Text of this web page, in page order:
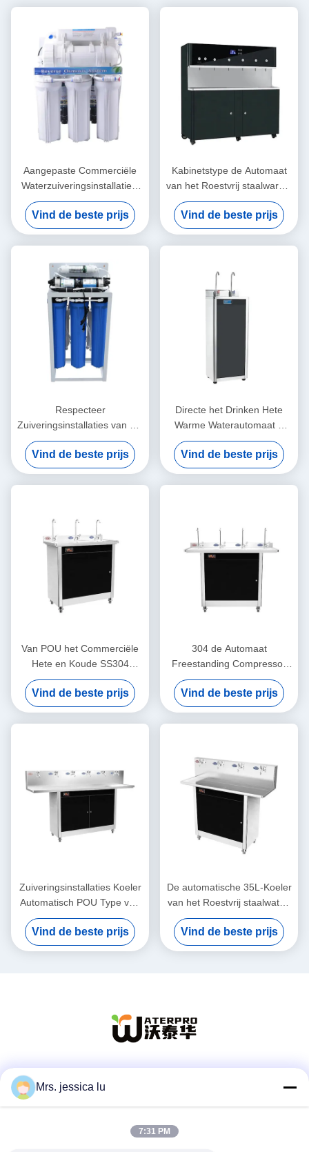
Aangepaste Commerciële
Waterzuiveringsinstallaties,
400 GPD de Witte Kleur van
het Omgekeerde
Osmosesysteem
Vind de beste prijs
Kabinetstype de Automaat
van het Roestvrij staalwarme
water voor het
Schoolziekenhuis
Vind de beste prijs
Respecteer
Zuiveringsinstallaties van het
Osmose de Commerciële
Water met de Behandeling
van het 6 Stadia800gpd
UVlicht
Vind de beste prijs
Directe het Drinken Hete
Warme Waterautomaat 5
Gallon voor Commerciële
Openbare ruimte
Vind de beste prijs
Van POU het Commerciële
Hete en Koude SS304
Materiaal van het
Waterzuiveringsinstallaties
voor Campus
Vind de beste prijs
304 de Automaat
Freestanding Compressor
van het roestvrij staalpou het
Hete Koude Water Koelen
Vind de beste prijs
Zuiveringsinstallaties Koeler
Automatisch POU Type van
het roestvrij staal
Commercieel Water
Vind de beste prijs
De automatische 35L-Koeler
van het Roestvrij staalwater,
Pou-Waterautomaat met 4
Tapkranen
Vind de beste prijs
Mrs. jessica lu
7:31 PM